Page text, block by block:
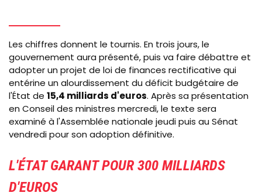
Les chiffres donnent le tournis. En trois jours, le
gouvernement aura présenté, puis va faire débattre et
adopter un projet de loi de finances rectificative qui
entérine un alourdissement du déficit budgétaire de
l'État de 15,4 milliards d'euros. Après sa présentation
en Conseil des ministres mercredi, le texte sera
examiné à l'Assemblée nationale jeudi puis au Sénat
vendredi pour son adoption définitive.
L'ÉTAT GARANT POUR 300 MILLIARDS
D'EUROS